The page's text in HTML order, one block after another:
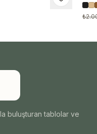
buluşturan tablolar ve